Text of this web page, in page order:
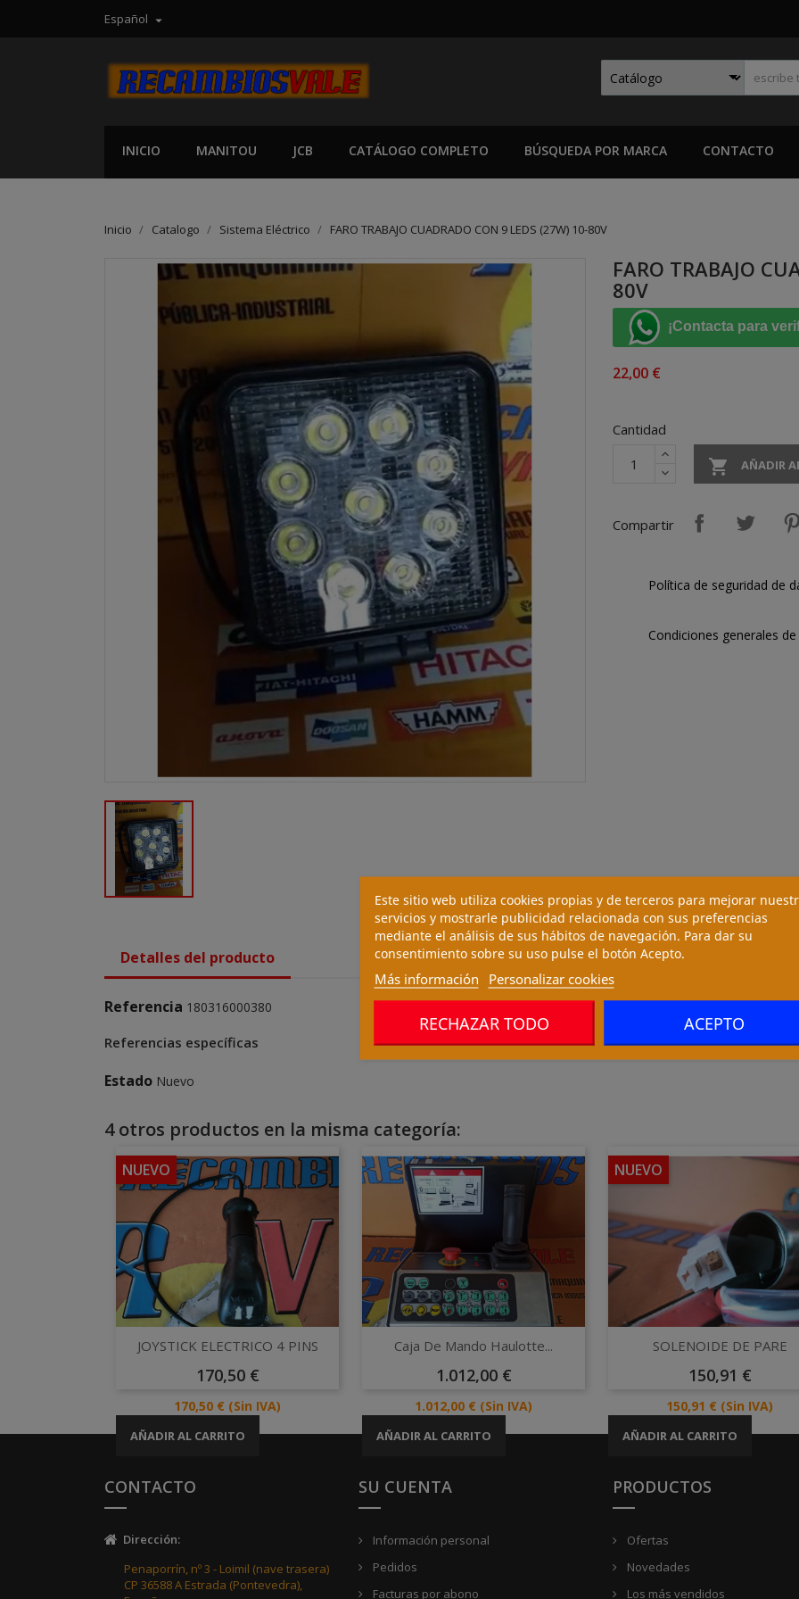
Español 
INICIO MANITOU JCB CATÁLOGO COMPLETO BÚSQUEDA POR MARCA CONTACTO
Inicio Catalogo Sistema Eléctrico FARO TRABAJO CUADRADO CON 9 LEDS (27W) 10-80V
FARO TRABAJO
80V
¡Contacta para
22,00 €
Cantidad
 AÑADIR
Compartir
Política de seguridad de
Condiciones generales
Detalles del producto
Referencia 180316000380
Referencias específicas
Estado Nuevo
4 otros productos en la misma categoría:
NUEVO
 Vista rápida
JOYSTICK ELECTRICO 4 PINS
Precio
170,50 €
Precio
170,50 € (Sin IVA)
AÑADIR AL CARRITO
 Vista rápida
Caja De Mando Haulotte...
Precio
1.012,00 €
Precio
1.012,00 € (Sin IVA)
AÑADIR AL CARRITO
NUEVO
Vista rápida
SOLENOIDE DE PARE
Precio
150,91 €
Precio
150,91 € (Sin IVA)
AÑADIR AL CARRITO
CONTACTO
Dirección:
Penaporrín, nº 3 - Loimil (nave trasera)
CP 36588 A Estrada (Pontevedra),
SU CUENTA
Información personal
Pedidos
Facturas por abono
PRODUCTOS
Ofertas
Novedades
Los más vendidos
Este sitio web utiliza cookies propias y de terceros para mejorar
servicios y mostrarle publicidad relacionada con sus preferencias
mediante el análisis de sus hábitos de navegación. Para dar su
consentimiento sobre su uso pulse el botón Acepto.
Más información Personalizar cookies
RECHAZAR TODO ACEPTO